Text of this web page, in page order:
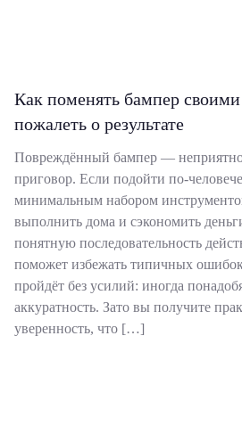
Как поменять бампер
пожалеть о результате
Повреждённый бампер —
приговор. Если подойти по-
минимальным набором
выполнить дома и сэкономить
понятную последовательность
поможет избежать типичных
пройдёт без усилий: иногда
аккуратность. Зато вы получите
уверенность, что […]